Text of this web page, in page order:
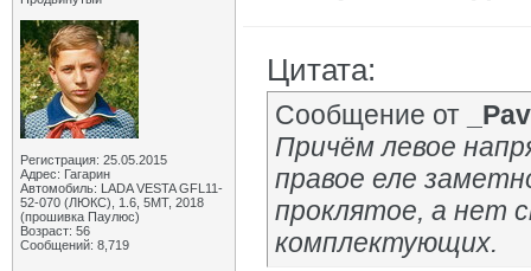
Регистрация: 25.05.2015
Адрес: Гагарин
Автомобиль: LADA VESTA GFL11-
52-070 (ЛЮКС), 1.6, 5МТ, 2018
(прошивка Паулюс)
Возраст: 56
Сообщений: 8,719
Цитата:
Сообщение от
Причём левое
правое еле
проклятое, а нет
комплектующих.